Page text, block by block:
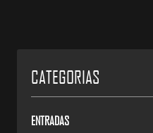
CATEGORIAS
ENTRADAS